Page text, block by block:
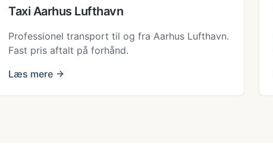
Taxi Aarhus Lufthavn
Professionel transport til og fra Aarhus Lufthavn.
Fast pris aftalt på forhånd.
Læs mere